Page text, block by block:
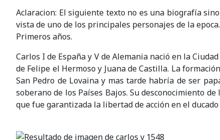
Aclaracion: El siguiente texto no es una biografía
vista de uno de los principales personajes de la
Primeros años.
Carlos I de España y V de Alemania nació en la
de Felipe el Hermoso y Juana de Castilla. La
San Pedro de Lovaina y mas tarde habría de ser
soberano de los Países Bajos. Su desconocimiento
que fue garantizada la libertad de acción en el